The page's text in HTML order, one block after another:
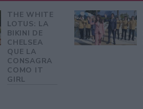
THE WHITE
LOTUS: LA
BIKINI DE
CHELSEA
QUE LA
CONSAGRA
COMO IT
GIRL